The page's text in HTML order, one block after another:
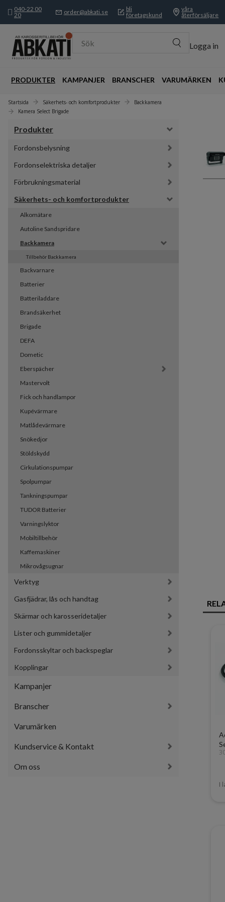
040-22 00
20
order@abkati.se
bli
företagskund
våra
återförsäljare
Sök Logga in
PRODUKTER KAMPANJER BRANSCHER VARUMÄRKEN
Startsida Säkerhets- och komfortprodukter
Backkamera
Kamera Select Brigade
Produkter
Fordonsbelysning
Fordonselektriska detaljer
Förbrukningsmaterial
Säkerhets- och komfortprodukter
Alkomätare
Autoline Sandspridare
Backkamera
Tillbehör Backkamera
Backvarnare
Batterier
Batteriladdare
Brandsäkerhet
Brigade
DEFA
Dometic
Eberspächer
Mastervolt
Fick och handlampor
Kupévärmare
Matlådevärmare
Snökedjor
Stöldskydd
Cirkulationspumpar
Spolpumpar
Tankningspumpar
TUDOR Batterier
Varningslyktor
Mobiltillbehör
Kaffemaskiner
Mikrovågsugnar
Verktyg
Gasfjädrar, lås och handtag
Skärmar och karosseridetaljer
Lister och gummidetaljer
Fordonsskyltar och backspeglar
Kopplingar
Kampanjer
Branscher
Varumärken
Kundservice & Kontakt
Om oss
I